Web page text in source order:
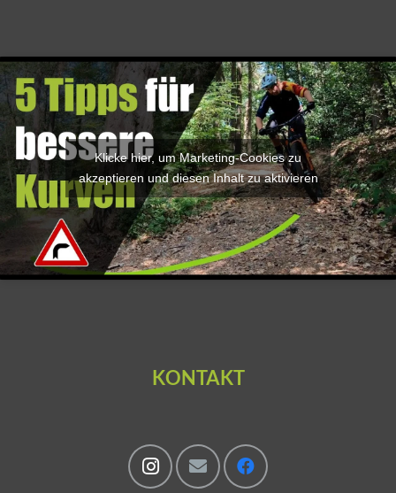
Klicke hier, um Marketing-Cookies zu
akzeptieren und diesen Inhalt zu aktivieren
KONTAKT